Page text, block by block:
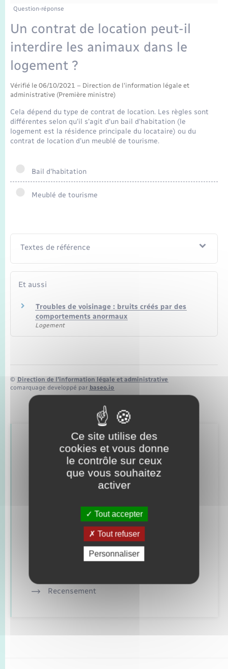
Etat-civil - Papiers - Citoyenneté
Mariage – PACS
Parrainage civil
Recensement
Logement - Urbanisme
Loisirs
Nouvel habitant
Numérique
Organisation d’événement
Seniors
Transports
Transports scolaires
Voirie et espace public
Travaux - Autorisation d’occupation de l’espace
Compétences
Plan interactif
Présentation de la commune
Publications
La Communauté de communes
Question-réponse
Un contrat de location peut-il
interdire les animaux dans le
logement ?
Vérifié le 06/10/2021 – Direction de l'information légale et
administrative (Première ministre)
Cela dépend du type de contrat de location. Les règles sont
différentes selon qu'il s'agit d'un bail d'habitation (le
logement est la résidence principale du locataire) ou du
contrat de location d'un meublé de tourisme.
Bail d'habitation
Meublé de tourisme
Textes de référence
Et aussi
Troubles de voisinage : bruits créés par des
comportements anormaux
Logement
© Direction de l’information légale et administrative
comarquage developpé par baseo.io
Retrouvez aussi
Concessions funéraires
Mariage – PACS
Recensement
Ce site utilise des
cookies et vous donne
le contrôle sur ceux
que vous souhaitez
activer
Tout accepter
Tout refuser
Personnaliser